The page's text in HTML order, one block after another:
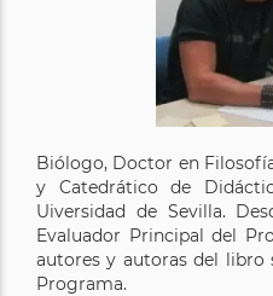
Biólogo, Doctor en
y Catedrático de
Uiversidad de Sevilla.
Evaluador Principal del
autores y autoras del
Programa.